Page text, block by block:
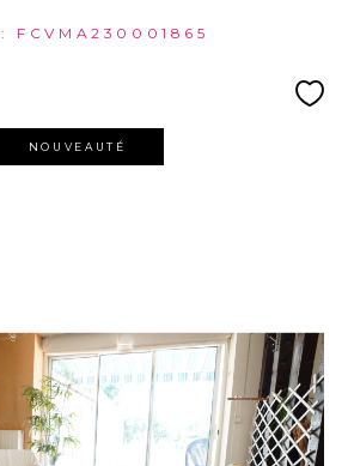
: FCVMA230001865
NOUVEAUTÉ